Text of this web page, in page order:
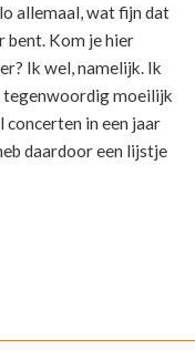
allemaal, wat fijn dat
bent. Kom je hier
Ik wel, namelijk. Ik
tegenwoordig moeilijk
concerten in een jaar
daardoor een lijstje